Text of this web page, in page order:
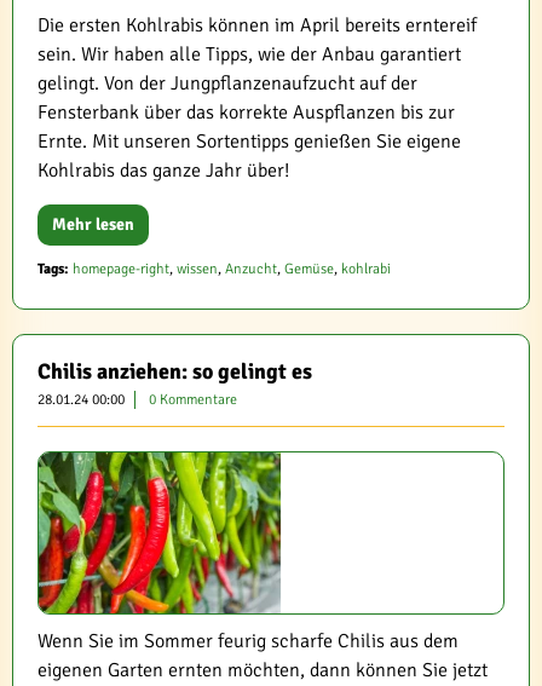
Die ersten Kohlrabis können im April bereits erntereif
sein. Wir haben alle Tipps, wie der Anbau garantiert
gelingt. Von der Jungpflanzenaufzucht auf der
Fensterbank über das korrekte Auspflanzen bis zur
Ernte. Mit unseren Sortentipps genießen Sie eigene
Kohlrabis das ganze Jahr über!
Mehr lesen
Tags: homepage-right, wissen, Anzucht, Gemüse, kohlrabi
Chilis anziehen: so gelingt es
28.01.24 00:00 0 Kommentare
Wenn Sie im Sommer feurig scharfe Chilis aus dem
eigenen Garten ernten möchten, dann können Sie jetzt